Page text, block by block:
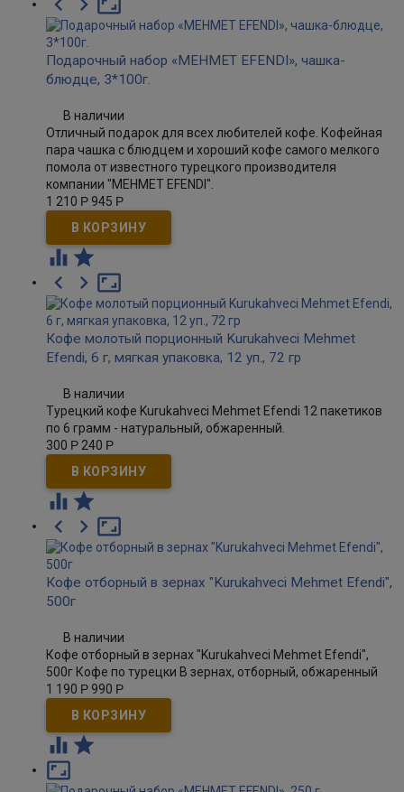
Подарочный набор «MEHMET EFENDI», чашка-
блюдце, 3*100г.
В наличии
Отличный подарок для всех любителей кофе. Кофейная
пара чашка с блюдцем и хороший кофе самого мелкого
помола от известного турецкого производителя
компании "MEHMET EFENDI".
1 210 Р 945 Р
 

 
Кофе молотый порционный Kurukahveci Mehmet
Efendi, 6 г, мягкая упаковка, 12 уп., 72 гр
В наличии
Турецкий кофе Kurukahveci Mehmet Efendi 12 пакетиков
по 6 грамм - натуральный, обжаренный.
300 Р 240 Р
 

 
Кофе отборный в зернах "Kurukahveci Mehmet Efendi",
500г
В наличии
Кофе отборный в зернах "Kurukahveci Mehmet Efendi",
500г Кофе по турецки В зернах, отборный, обжаренный
1 190 Р 990 Р
 
